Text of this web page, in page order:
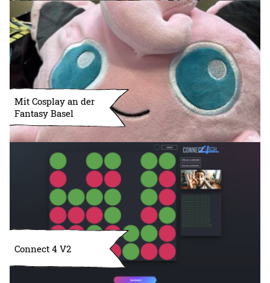
Mit Cosplay an der
Fantasy Basel
Connect 4 V2